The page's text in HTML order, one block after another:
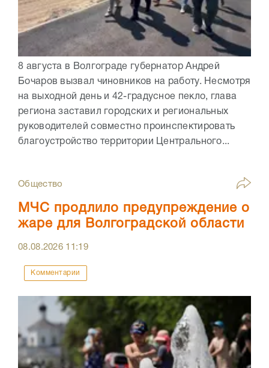
8 августа в Волгограде губернатор Андрей
Бочаров вызвал чиновников на работу. Несмотря
на выходной день и 42-градусное пекло, глава
региона заставил городских и региональных
руководителей совместно проинспектировать
благоустройство территории Центрального...
Общество
МЧС продлило предупреждение о
жаре для Волгоградской области
08.08.2026 11:19
Комментарии